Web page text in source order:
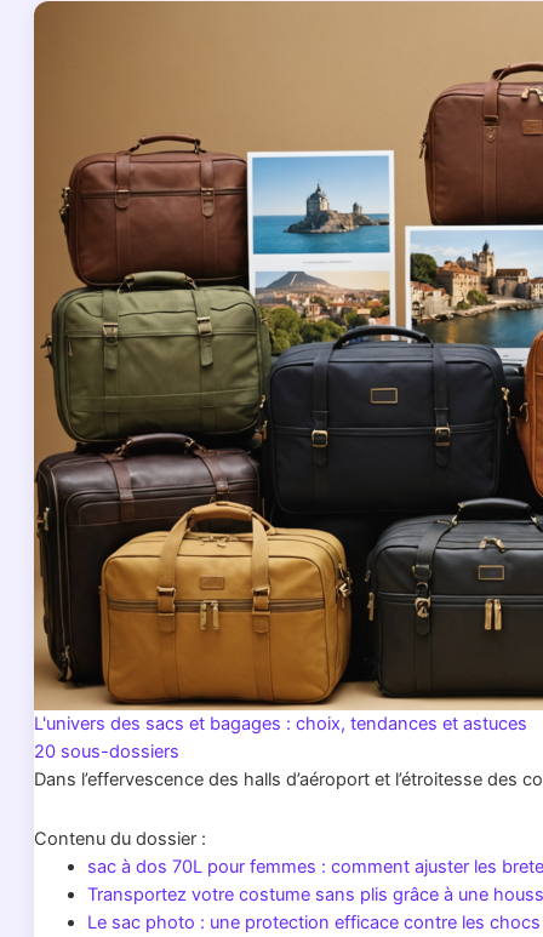
L'univers des sacs et bagages : choix, tendances et astuces
20 sous-dossiers
Dans l’effervescence des halls d’aéroport et l’étroitesse
Contenu du dossier :
sac à dos 70L pour femmes : comment ajuster les
Transportez votre costume sans plis grâce à une
Le sac photo : une protection efficace contre les